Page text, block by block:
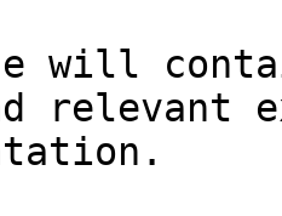
will
relevant